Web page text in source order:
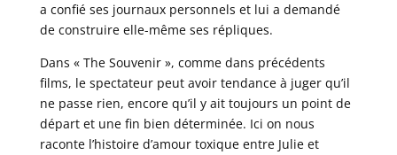
a confié ses journaux personnels et lui a demandé
de construire elle-même ses répliques.
Dans « The Souvenir », comme dans précédents
films, le spectateur peut avoir tendance à juger qu’il
ne passe rien, encore qu’il y ait toujours un point de
départ et une fin bien déterminée. Ici on nous
raconte l’histoire d’amour toxique entre Julie et